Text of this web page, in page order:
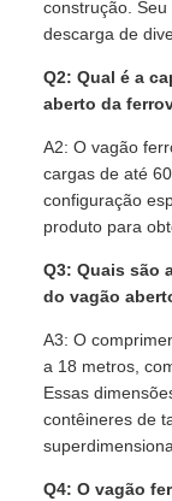
construção.
descarga de
Q2: Qual é a
aberto da
A2: O vagão
cargas de até
configuração
produto para
Q3: Quais são
do vagão
A3: O
a 18 metros,
Essas
contêineres de
Q4: O vagão